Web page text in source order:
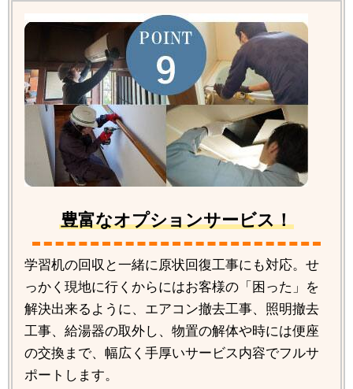
豊富なオプションサービス！
学習机の回収と一緒に原状回復工事にも対応。せ
っかく現地に行くからにはお客様の「困った」を
解決出来るように、エアコン撤去工事、照明撤去
工事、給湯器の取外し、物置の解体や時には便座
の交換まで、幅広く手厚いサービス内容でフルサ
ポートします。